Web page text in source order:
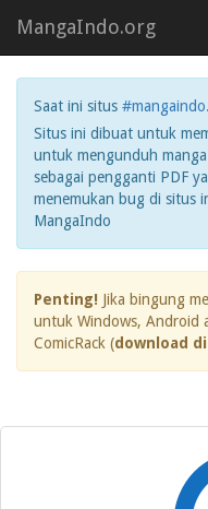
MangaIndo.org
Saat ini situs
Situs ini dibuat untuk
untuk mengunduh
sebagai pengganti PDF
menemukan bug di situs
MangaIndo
Penting! Jika bingung
untuk Windows, Android
ComicRack (download